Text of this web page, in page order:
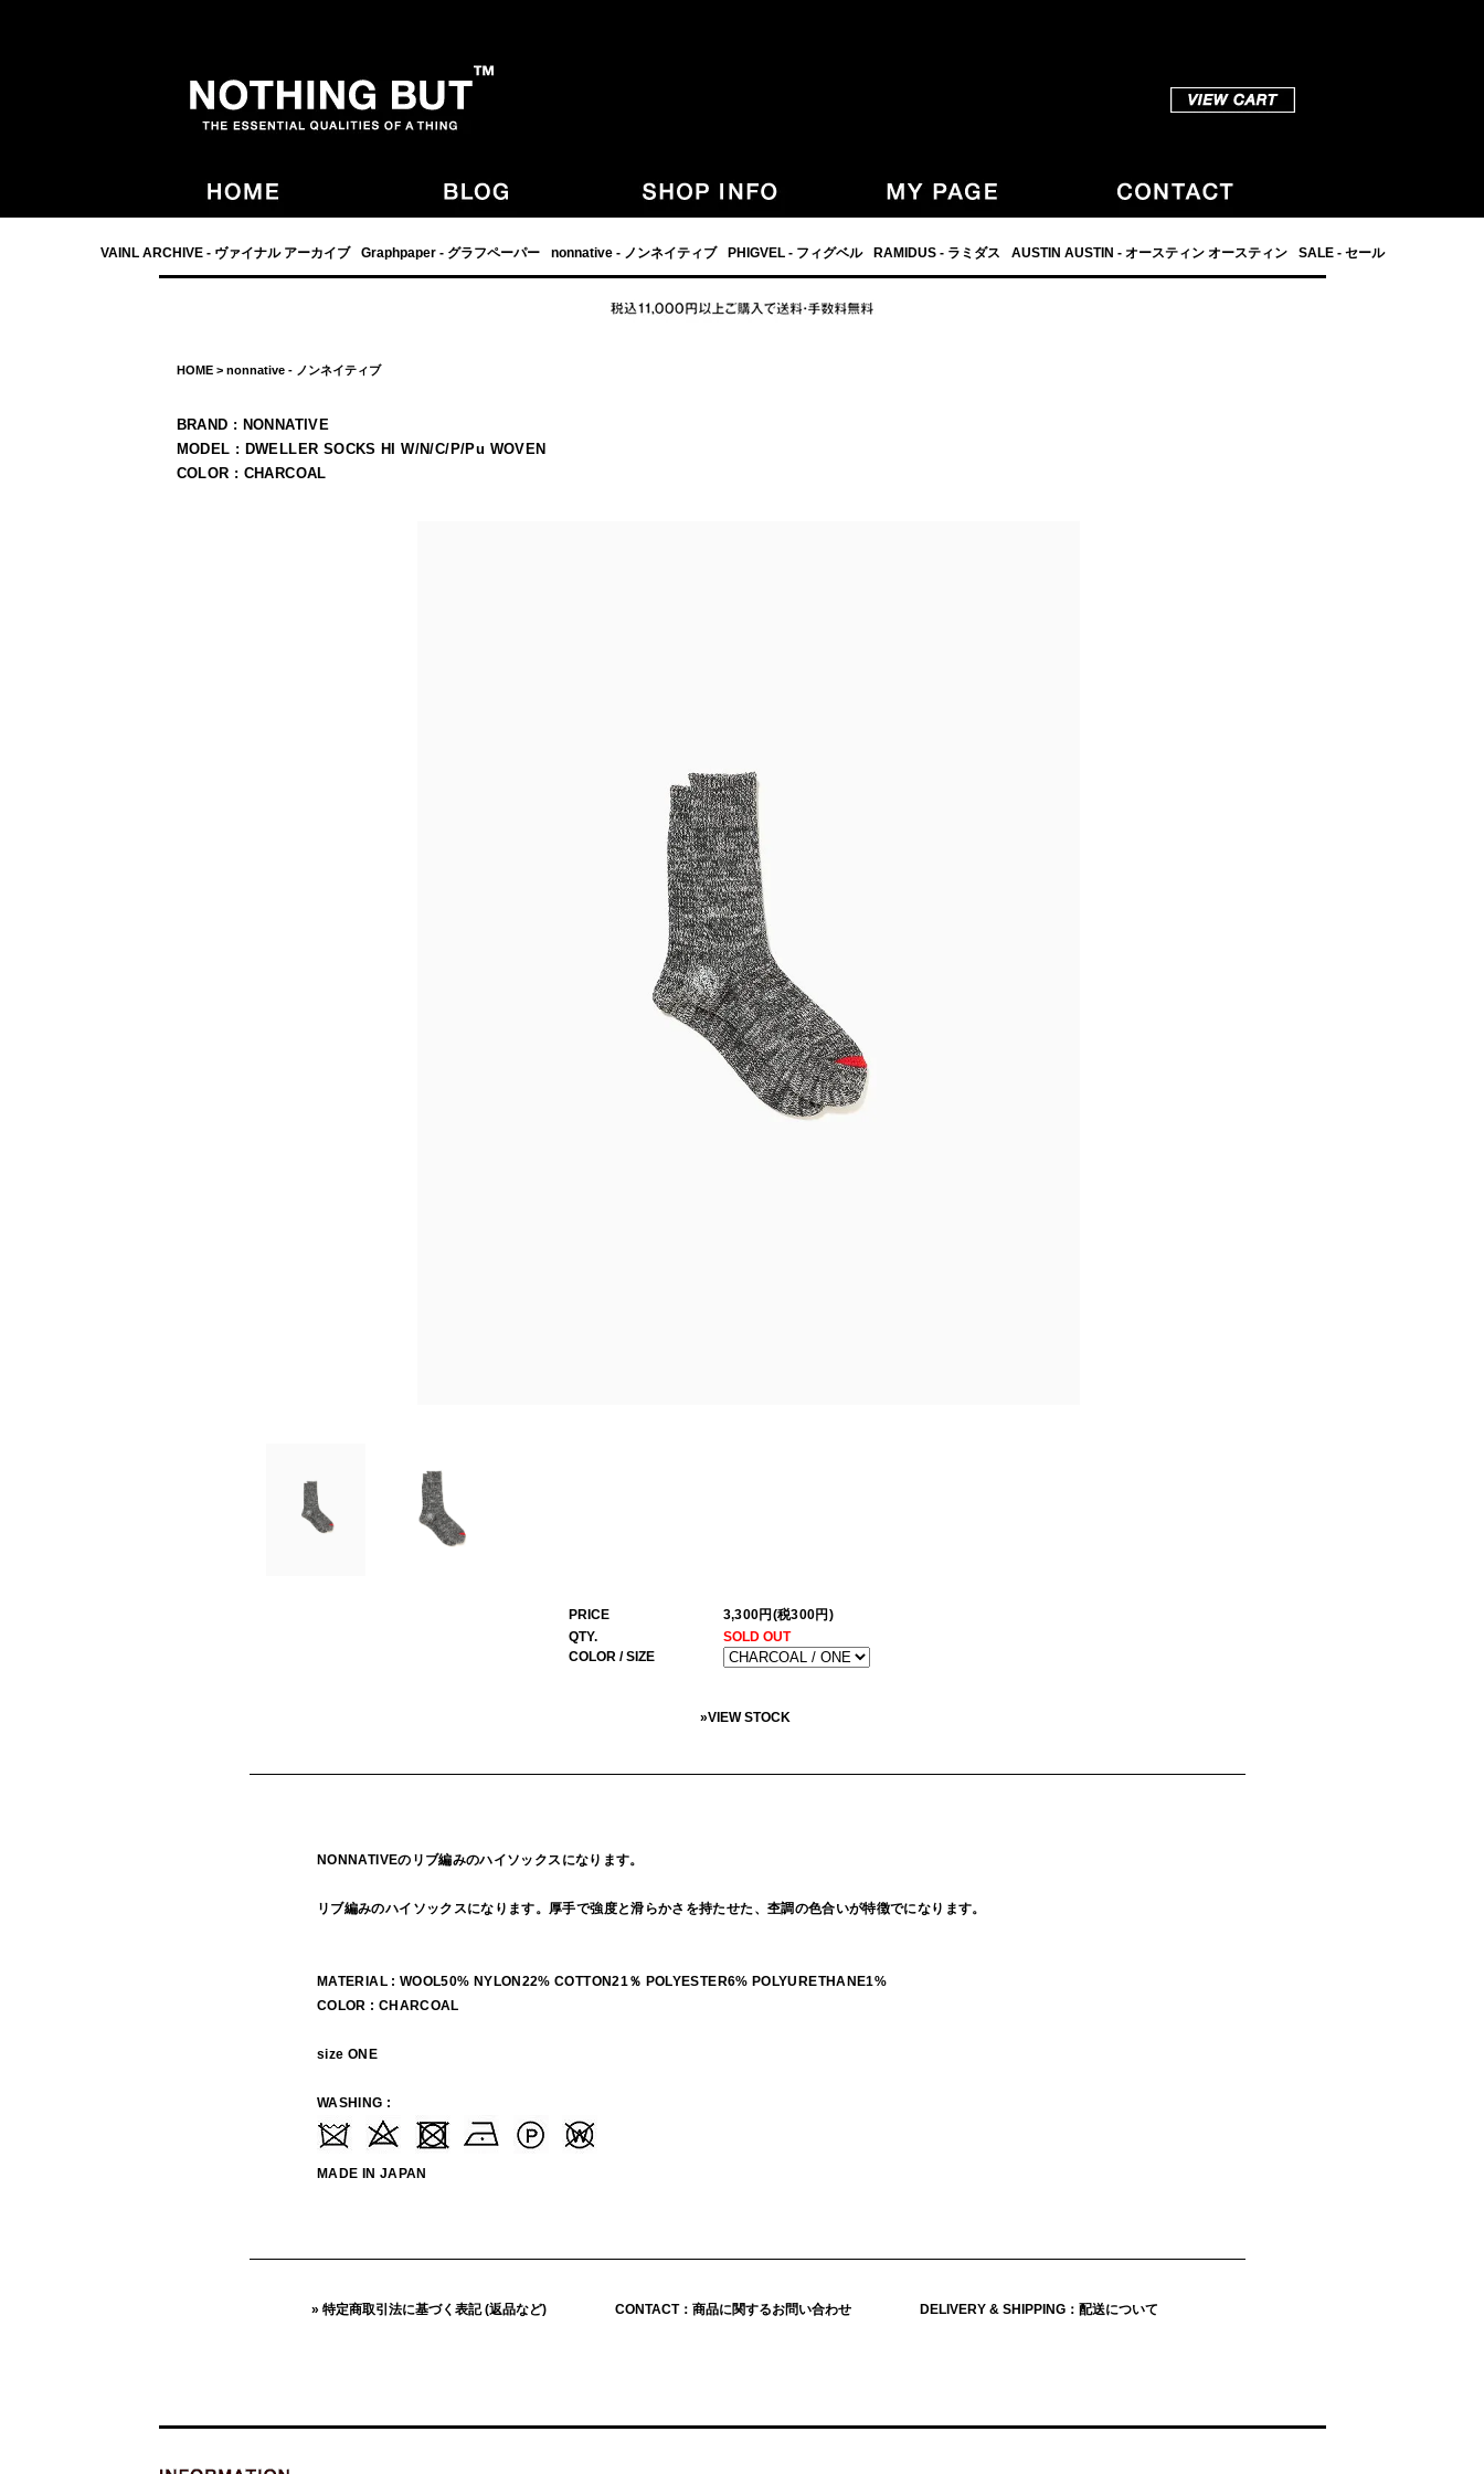
VAINL ARCHIVE - ヴァイナル アーカイブ Graphpaper - グラフペーパー nonnative - ノンネイティブ PHIGVEL - フィグベル RAMIDUS - ラミダス AUSTIN AUSTIN - オースティン オースティン SALE - セール
HOME> nonnative - ノンネイティブ
BRAND : NONNATIVE
MODEL : DWELLER SOCKS HI W/N/C/P/Pu WOVEN
COLOR : CHARCOAL
PRICE
3,300円(税300円)
QTY.
SOLD OUT
COLOR / SIZE
»VIEW STOCK
NONNATIVEのリブ編みのハイソックスになります。
リブ編みのハイソックスになります。厚手で強度と滑らかさを持たせた、杢調の色合いが特徴でになります。
MATERIAL : WOOL50% NYLON22% COTTON21％ POLYESTER6% POLYURETHANE1%
COLOR : CHARCOAL
size ONE
WASHING :
MADE IN JAPAN
» 特定商取引法に基づく表記 (返品など) CONTACT：商品に関するお問い合わせ DELIVERY & SHIPPING：配送について